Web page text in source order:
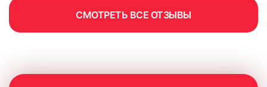
СМОТРЕТЬ ВСЕ ОТЗЫВЫ